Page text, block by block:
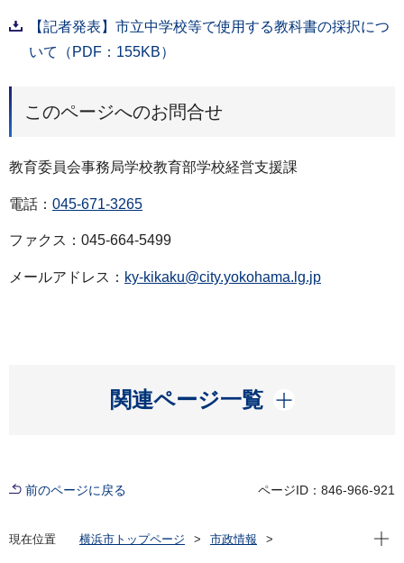
【記者発表】市立中学校等で使用する教科書の採択につ
いて（PDF：155KB）
このページへのお問合せ
教育委員会事務局学校教育部学校経営支援課
電話： 045-671-3265
ファクス：045-664-5499
メールアドレス： ky-kikaku@city.yokohama.lg.jp
関連ページ一覧
開く
前のページに戻る ページID：846-966-921
現在位置 横浜市トップページ
市政情報
現在